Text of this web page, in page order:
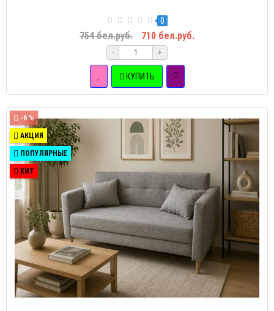
0
754 бел.руб. 710 бел.руб.
- +
КУПИТЬ
-6 %
АКЦИЯ
ПОПУЛЯРНЫЕ
ХИТ